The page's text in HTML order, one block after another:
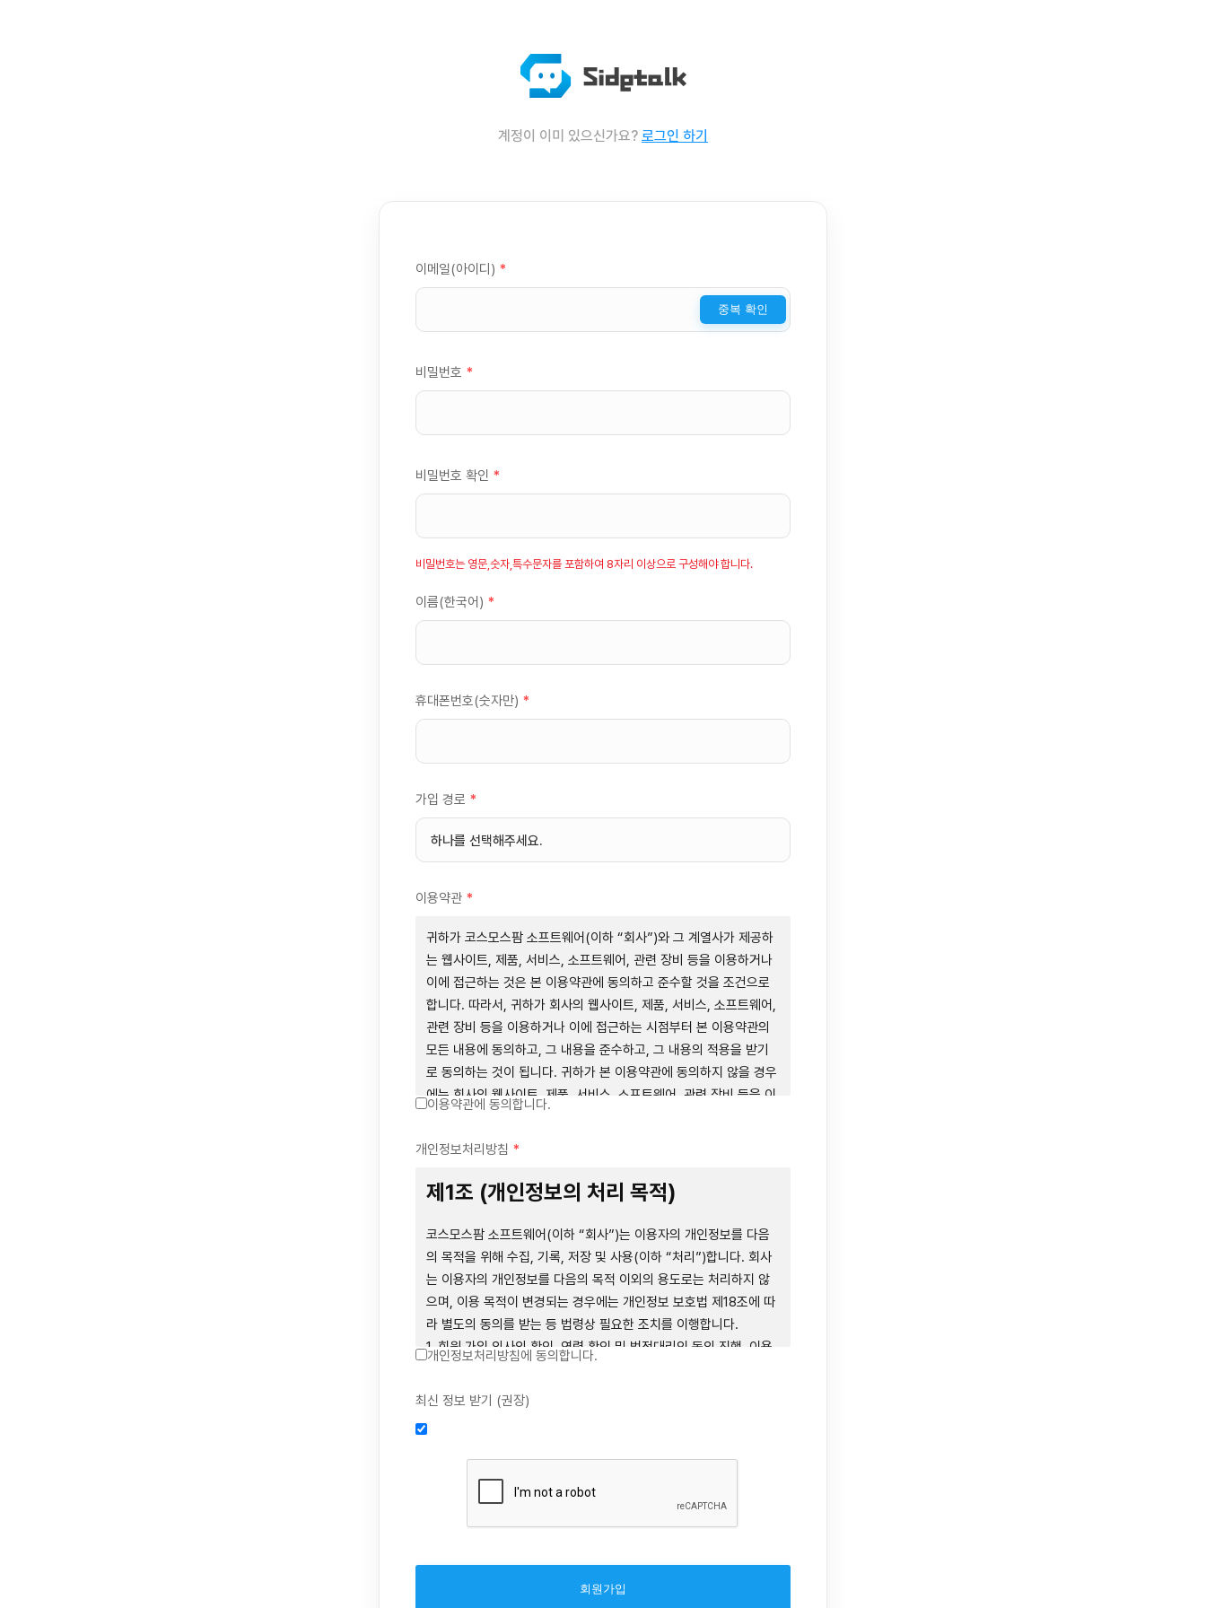
계정이 이미 있으신가요? 로그인 하기
이메일(아이디) *
중복 확인
비밀번호 *
비밀번호 확인 *
비밀번호는 영문,숫자,특수문자를 포함하여 8자리 이상으로 구성해야 합니다.
이름(한국어) *
휴대폰번호(숫자만) *
가입 경로 *
이용약관 *
귀하가 코스모스팜 소프트웨어(이하 “회사”)와 그 계열사가 제공하
는 웹사이트, 제품, 서비스, 소프트웨어, 관련 장비 등을 이용하거나
이에 접근하는 것은 본 이용약관에 동의하고 준수할 것을 조건으로
합니다. 따라서, 귀하가 회사의 웹사이트, 제품, 서비스, 소프트웨어,
관련 장비 등을 이용하거나 이에 접근하는 시점부터 본 이용약관의
모든 내용에 동의하고, 그 내용을 준수하고, 그 내용의 적용을 받기
로 동의하는 것이 됩니다. 귀하가 본 이용약관에 동의하지 않을 경우
에는 회사의 웹사이트, 제품, 서비스, 소프트웨어, 관련 장비 등을 이
서비스 사용 전에 본 이용약관의 내용을 주의 깊게 읽으시기 바랍니
제1장 총칙
제1조 (목적)
본 약관은 코스모스팜 소프트웨어(이하 “회사”)가 데스크톱용, 랩탑
을 통하여 제공하는 "사이드톡" 서비스와 관련하여 회사와 이용자
간의 권리와 의무, 책임사항 및 이용자의 서비스 이용절차 등 회사와
제2조 (용어의 정의)
① 본 약관에서 사용하는 용어의 정의는 다음과 같습니다.
1. 서비스: 회사가 본 약관에 따라 데스크톱용, 랩탑용, 모바일용 어
이용약관에 동의합니다.
개인정보처리방침 *
제1조 (개인정보의 처리 목적)
코스모스팜 소프트웨어(이하 “회사”)는 이용자의 개인정보를 다음
의 목적을 위해 수집, 기록, 저장 및 사용(이하 “처리”)합니다. 회사
는 이용자의 개인정보를 다음의 목적 이외의 용도로는 처리하지 않
으며, 이용 목적이 변경되는 경우에는 개인정보 보호법 제18조에 따
라 별도의 동의를 받는 등 법령상 필요한 조치를 이행합니다.
1. 회원 가입 의사의 확인, 연령 확인 및 법정대리인 동의 진행, 이용
2. 약관 위반 행위 등을 포함하여 서비스의 원활한 운영에 지장을 주
항 전달, 분쟁조정을 위한 기록 보존, 민원처리 등 이용자 보호 및 서
비스 운영
3. 서비스 이용기록과 접속 빈도 분석, 서비스 이용에 대한 통계, 서
비스 분석 및 통계에 따른 맞춤 서비스 제공 및 광고 게재 등
4. 콘텐츠 등 기존 서비스 제공(광고 포함)에 더하여, 인구통계학적
제공 등 신규 서비스 요소의 발굴 및 기존 서비스 개선
개인정보처리방침에 동의합니다.
최신 정보 받기 (권장)